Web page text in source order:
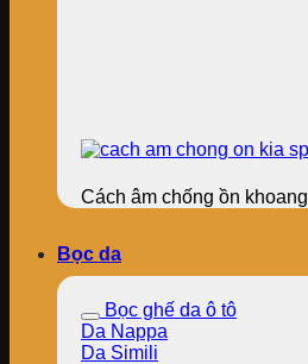
Cách âm chống ồn khoang
Bọc da
Bọc ghế da ô tô
Da Nappa
Da Simili